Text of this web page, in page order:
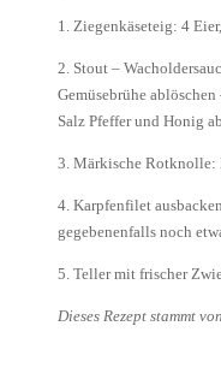
1. Ziegenkäseteig: 4
2. Stout –
Gemüsebrühe
Salz Pfeffer und Honig
3. Märkische Rotknolle:
4. Karpfenfilet
gegebenenfalls noch
5. Teller mit frischer
Dieses Rezept stammt